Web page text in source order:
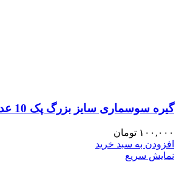
گیره سوسماری سایز بزرگ پک 10 عددی
۱۰۰,۰۰۰ تومان
افزودن به سبد خرید
نمایش سریع